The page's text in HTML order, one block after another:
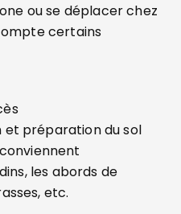
ou se déplacer chez
certains
et préparation du sol
les abords de
etc.